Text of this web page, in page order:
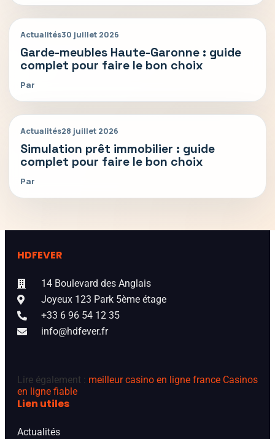
Actualités30 juillet 2026
Garde-meubles Haute-Garonne : guide
complet pour faire le bon choix
Par
Actualités28 juillet 2026
Simulation prêt immobilier : guide
complet pour faire le bon choix
Par
HDFEVER
14 Boulevard des Anglais
Joyeux 123 Park 5ème étage
+33 6 96 54 12 35
info@hdfever.fr
Lire également : meilleur casino en ligne france Casinos
en ligne fiable
Lien utiles
Actualités